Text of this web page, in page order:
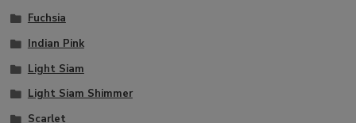
Fuchsia
Indian Pink
Light Siam
Light Siam Shimmer
Scarlet